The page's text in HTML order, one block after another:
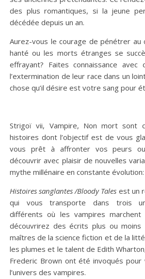
des plus romantiques, si la jeune
décédée depuis un an.
Aurez-vous le courage de pénétrer au
hanté ou les morts étranges se
effrayant? Faites connaissance
l’extermination de leur race dans un
chose qu’il désire est votre sang pour
Strigoï vii, Vampire, Non mort sont
histoires dont l’objectif est de vous
vous prêt à affronter vos peurs
découvrir avec plaisir de nouvelles
mythe millénaire en constante
Histoires sanglantes /Bloody Tales est un
qui vous transporte dans trois
différents où les vampires marchent
découvrirez des écrits plus ou moins
maîtres de la science fiction et de la
les plumes et le talent de Edith
Frederic Brown ont été invoqués pour
l’univers des vampires.